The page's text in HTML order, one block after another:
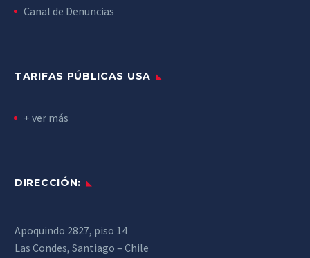
Canal de Denuncias
TARIFAS PÚBLICAS USA
+ ver más
DIRECCIÓN:
Apoquindo 2827, piso 14
Las Condes, Santiago – Chile